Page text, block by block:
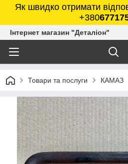
Як швидко отримати
+380
Інтернет магазин "Деталіон"
Товари та послуги КАМАЗ